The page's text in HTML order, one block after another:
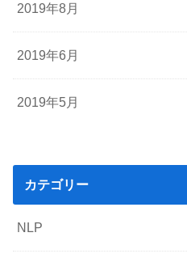
2019年8月
2019年6月
2019年5月
カテゴリー
NLP